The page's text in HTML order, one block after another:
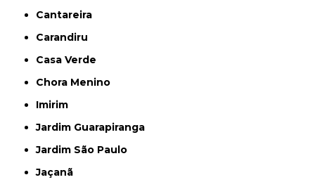
Cantareira
Carandiru
Casa Verde
Chora Menino
Imirim
Jardim Guarapiranga
Jardim São Paulo
Jaçanã